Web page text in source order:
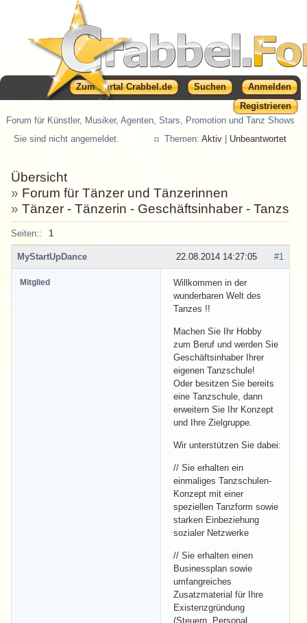
Zum Portal Crabbel.de Suchen
Anmelden
Registrieren
Forum für Künstler, Musiker, Agenten, Stars, Promotion und Tanz Shows
Sie sind nicht angemeldet.
Themen:Aktiv Unbeantwortet
Übersicht
» Forum für Tänzer und Tänzerinnen
» Tänzer - Tänzerin - Geschäftsinhaber -
Seiten:: 1
#1
22.08.2014 14:27:05
MyStartUpDance
Mitglied
Willkommen in der
wunderbaren Welt des
Tanzes !!
Machen Sie Ihr Hobby
zum Beruf und werden Sie
Geschäftsinhaber Ihrer
eigenen Tanzschule!
Oder besitzen Sie bereits
eine Tanzschule, dann
erweitern Sie Ihr Konzept
und Ihre Zielgruppe.
Wir unterstützen Sie dabei:
// Sie erhalten ein
einmaliges Tanzschulen-
Konzept mit einer
speziellen Tanzform sowie
starken Einbeziehung
sozialer Netzwerke
// Sie erhalten einen
Businessplan sowie
umfangreiches
Zusatzmaterial für Ihre
Existenzgründung
(Steuern, Personal,